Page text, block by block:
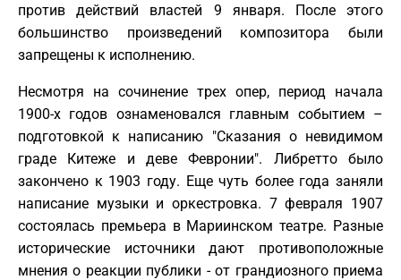
против действий властей 9 января. После этого
большинство произведений композитора были
запрещены к исполнению.
Несмотря на сочинение трех опер, период начала
1900-х годов ознаменовался главным событием –
подготовкой к написанию "Сказания о невидимом
граде Китеже и деве Февронии". Либретто было
закончено к 1903 году. Еще чуть более года заняли
написание музыки и оркестровка. 7 февраля 1907
состоялась премьера в Мариинском театре. Разные
исторические источники дают противоположные
мнения о реакции публики - от грандиозного приема